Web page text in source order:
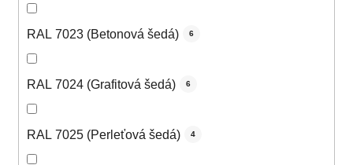
RAL 7023 (Betonová šedá) 6
RAL 7024 (Grafitová šedá) 6
RAL 7025 (Perleťová šedá) 4